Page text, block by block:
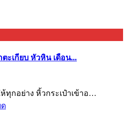
ะเกียบ หัวหิน เดือน...
ทุกอย่าง หิ้วกระเป๋าเข้าอ…
ด